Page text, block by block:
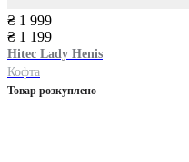
₴ 1 999
₴ 1 199
Hitec Lady Henis
Кофта
Товар розкуплено